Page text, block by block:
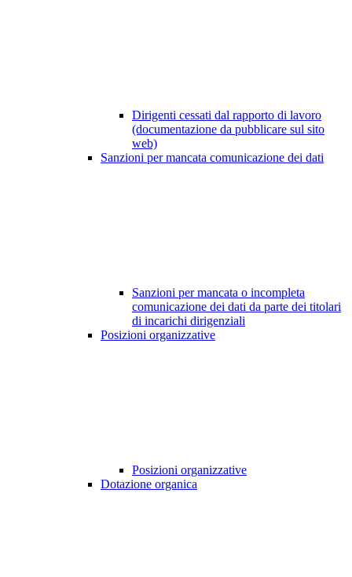
Dirigenti cessati dal rapporto di lavoro
(documentazione da pubblicare sul sito
web)
Sanzioni per mancata comunicazione dei dati
Sanzioni per mancata o incompleta
comunicazione dei dati da parte dei titolari
di incarichi dirigenziali
Posizioni organizzative
Posizioni organizzative
Dotazione organica